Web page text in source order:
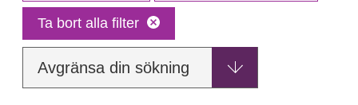
Ta bort alla filter
Avgränsa din sökning